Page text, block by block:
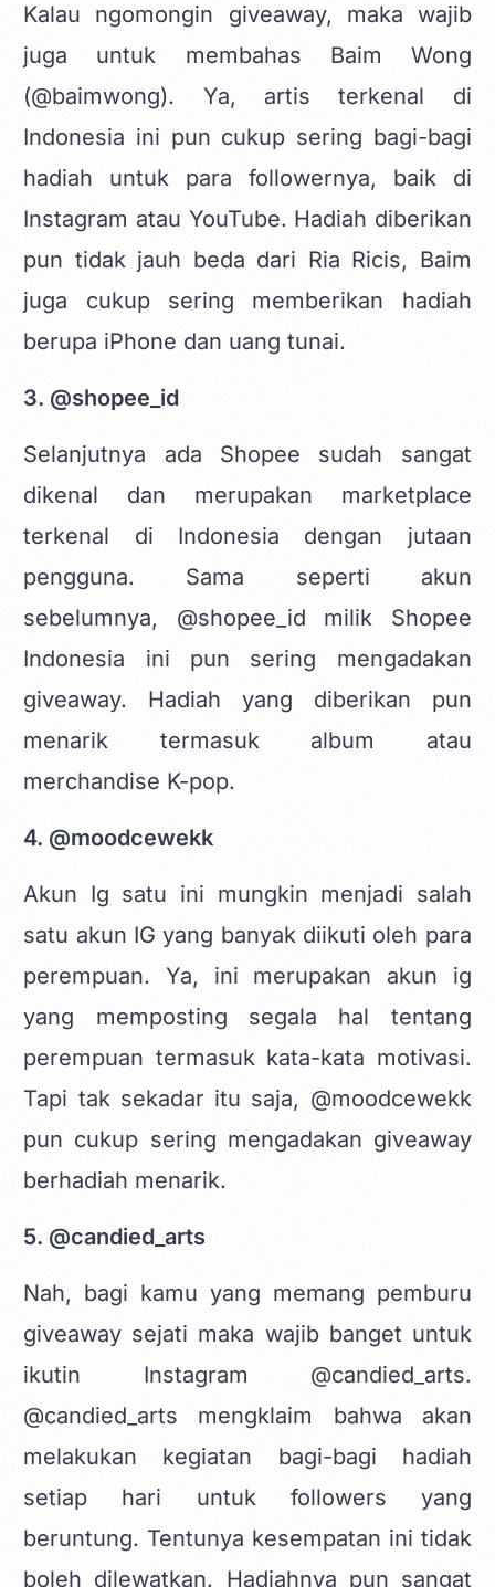
Kalau ngomongin giveaway, maka wajib
juga untuk membahas Baim Wong
(@baimwong). Ya, artis terkenal di
Indonesia ini pun cukup sering bagi-bagi
hadiah untuk para followernya, baik di
Instagram atau YouTube. Hadiah diberikan
pun tidak jauh beda dari Ria Ricis, Baim
juga cukup sering memberikan hadiah
berupa iPhone dan uang tunai.
3. @shopee_id
Selanjutnya ada Shopee sudah sangat
dikenal dan merupakan marketplace
terkenal di Indonesia dengan jutaan
pengguna. Sama seperti akun
sebelumnya, @shopee_id milik Shopee
Indonesia ini pun sering mengadakan
giveaway. Hadiah yang diberikan pun
menarik termasuk album atau
merchandise K-pop.
4. @moodcewekk
Akun Ig satu ini mungkin menjadi salah
satu akun IG yang banyak diikuti oleh para
perempuan. Ya, ini merupakan akun ig
yang memposting segala hal tentang
perempuan termasuk kata-kata motivasi.
Tapi tak sekadar itu saja, @moodcewekk
pun cukup sering mengadakan giveaway
berhadiah menarik.
5. @candied_arts
Nah, bagi kamu yang memang pemburu
giveaway sejati maka wajib banget untuk
ikutin Instagram @candied_arts.
@candied_arts mengklaim bahwa akan
melakukan kegiatan bagi-bagi hadiah
setiap hari untuk followers yang
beruntung. Tentunya kesempatan ini tidak
boleh dilewatkan. Hadiahnya pun sangat